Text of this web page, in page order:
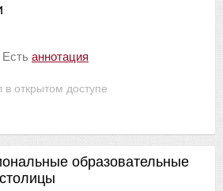
открытом доступе
Есть аннотация
образовательные